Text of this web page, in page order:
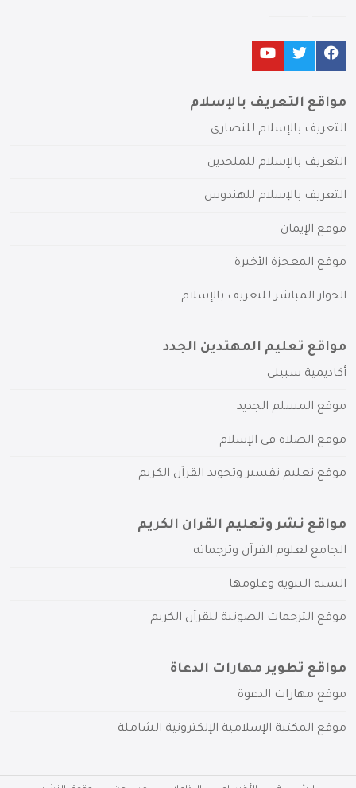
مواقع التعريف بالإسلام
التعريف بالإسلام للنصارى
التعريف بالإسلام للملحدين
التعريف بالإسلام للهندوس
موقع الإيمان
موقع المعجزة الأخيرة
الحوار المباشر للتعريف بالإسلام
مواقع تعليم المهتدين الجدد
أكاديمية سبيلي
موقع المسلم الجديد
موقع الصلاة في الإسلام
موقع تعليم تفسير وتجويد القرآن الكريم
مواقع نشر وتعليم القرآن الكريم
الجامع لعلوم القرآن وترجماته
السنة النبوية وعلومها
موقع الترجمات الصوتية للقرآن الكريم
مواقع تطوير مهارات الدعاة
موقع مهارات الدعوة
موقع المكتبة الإسلامية الإلكترونية الشاملة